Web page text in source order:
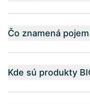
Čo znamená
Kde sú produkty